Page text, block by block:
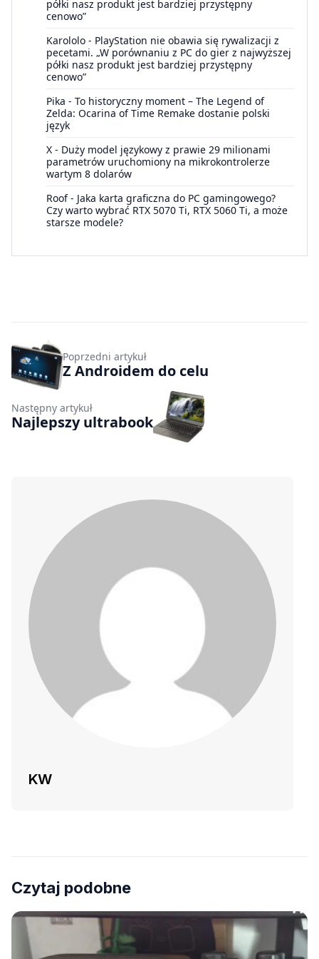
półki nasz produkt jest bardziej przystępny
cenowo”
Karololo - PlayStation nie obawia się rywalizacji z
pecetami. „W porównaniu z PC do gier z najwyższej
półki nasz produkt jest bardziej przystępny
cenowo”
Pika - To historyczny moment – The Legend of
Zelda: Ocarina of Time Remake dostanie polski
język
X - Duży model językowy z prawie 29 milionami
parametrów uruchomiony na mikrokontrolerze
wartym 8 dolarów
Roof- Jaka karta graficzna do PC gamingowego?
Czy warto wybrać RTX 5070 Ti, RTX 5060 Ti, a może
starsze modele?
Poprzedni artykuł
Z Androidem do celu
Następny artykuł
Najlepszy ultrabook
KW
Czytaj podobne